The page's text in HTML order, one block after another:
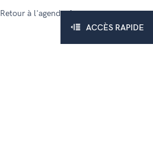
Retour à l'agenda
ACCÈS RAPIDE